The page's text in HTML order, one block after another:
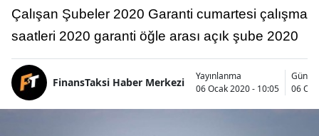
Çalışan Şubeler 2020 Garanti cumartesi çalışma
saatleri 2020 garanti öğle arası açık şube 2020
FinansTaksi Haber Merkezi
Yayınlanma
06 Ocak 2020 - 10:05
06